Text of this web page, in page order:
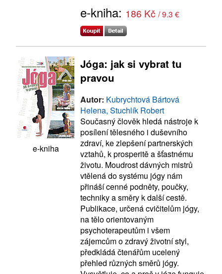
e-kniha: 186 Kč / 9.3 €
e-kniha
Jóga: jak si vybrat tu
pravou
Autor: Kubrychtová Bártová
Helena, Stuchlík Robert
Současný člověk hledá nástroje k
posílení tělesného i duševního
zdraví, ke zlepšení partnerských
vztahů, k prosperitě a šťastnému
životu. Moudrost dávných mistrů
vtělená do systému jógy nám
přináší cenné podněty, poučky,
techniky a směry k další cestě.
Publikace, určená cvičitelům jógy,
na tělo orientovaným
psychoterapeutům i všem
zájemcům o zdravý životní styl,
předkládá čtenářům ucelený
přehled různých směrů jógy.